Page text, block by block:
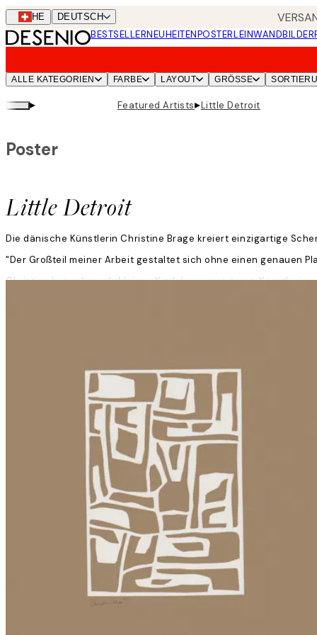
Skip
to
main
CHE DEUTSCH
BESTSELLERNEUHEITENPOSTERLEINWANDBILDER
ALLE KATEGORIEN FARBE LAYOUT GRÖSSE
▸ Featured Artists▸Little Detroit
Little Detroit
Poster
Die dänische Künstlerin Christine Brage kreiert einzigartige
"Der Großteil meiner Arbeit gestaltet sich ohne einen genauen
Christine hat schon als kleines Kind davon geträumt, Künstlerin